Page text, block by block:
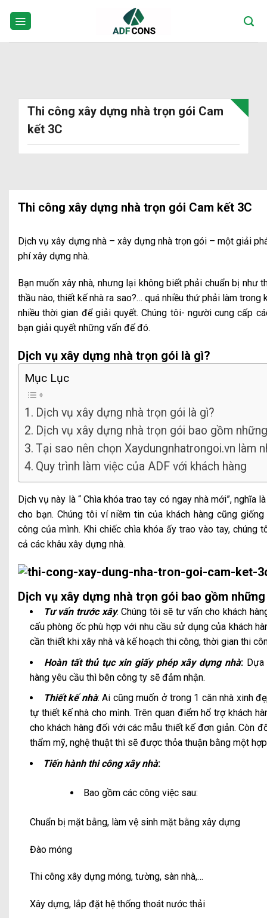
Thi công xây dựng nhà trọn gói Cam
kết 3C
Thi công xây dựng nhà trọn gói Cam kết 3C
Dịch vụ xây dựng nhà – xây dựng nhà trọn gói – một giải
phí xây dựng nhà.
Bạn muốn xây nhà, nhưng lại không biết phải chuẩn bị như
thầu nào, thiết kế nhà ra sao?… quá nhiều thứ phải làm trong
nhiều thời gian để giải quyết. Chúng tôi- người cung cấp
bạn giải quyết những vấn đế đó.
Dịch vụ xây dựng nhà trọn gói là gì?
Mục Lục
Dịch vụ xây dựng nhà trọn gói là gì?
Dịch vụ xây dựng nhà trọn gói bao gồm
Tại sao nên chọn Xaydungnhatrongoi.vn làm
Quy trình làm việc của ADF với khách hàng
Dịch vụ này là “ Chìa khóa trao tay có ngay nhà mới”, nghĩa
cho bạn. Chúng tôi ví niềm tin của khách hàng cũng
công của mình. Khi chiếc chìa khóa ấy trao vào tay, chúng
cả các khâu xây dựng nhà.
Dịch vụ xây dựng nhà trọn gói bao gồm
Tư vấn trước xây: Chúng tôi sẽ tư vấn cho khách
cấu phòng ốc phù hợp với nhu cầu sử dụng của khách
cần thiết khi xây nhà và kế hoạch thi công, thời gian thi
Hoàn tất thủ tục xin giấy phép xây dựng nhà: Dựa
hàng yêu cầu thì bên công ty sẽ đảm nhận.
Thiết kế nhà: Ai cũng muốn ở trong 1 căn nhà xinh
tự thiết kế nhà cho mình. Trên quan điểm hổ trợ khách
cho khách hàng đối với các mẫu thiết kế đơn giản. Còn
thẩm mỹ, nghệ thuật thì sẽ được thỏa thuận bằng một
Tiến hành thi công xây nhà:
Bao gồm các công việc sau:
Chuẩn bị mặt bằng, làm vệ sinh mặt bằng xây dựng
Đào móng
Thi công xây dựng móng, tường, sàn nhà,…
Xây dựng, lắp đặt hệ thống thoát nước thải